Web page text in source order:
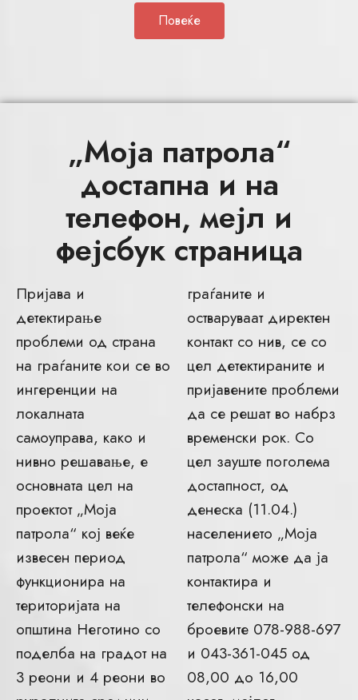
Повеќе
„Моја патрола“
достапна и на
телефон, мејл и
фејсбук страница
Пријава и
детектирање
проблеми од страна
на граѓаните кои се во
ингеренции на
локалната
самоуправа, како и
нивно решавање, е
основната цел на
проектот „Моја
патрола“ кој веќе
извесен период
функционира на
територијата на
општина Неготино со
поделба на градот на
3 реони и 4 реони во
граѓаните и
остваруваат директен
контакт со нив, се со
цел детектираните и
пријавените проблеми
да се решат во набрз
временски рок. Со
цел зауште поголема
достапност, од
денеска (11.04.)
населението „Моја
патрола“ може да ја
контактира и
телефонски на
броевите 078-988-697
и 043-361-045 од
08,00 до 16,00